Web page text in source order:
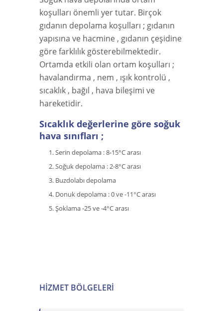
HIZMET BÖLGELERI
koşulları önemli yer tutar. Birçok
gıdanın depolama koşulları ; gıdanın
yapısına ve hacmine , gıdanın çeşidine
göre farklılık gösterebilmektedir.
Ortamda etkili olan ortam koşulları ;
havalandırma , nem , ışık kontrolü ,
sıcaklık , bağıl , hava bileşimi ve
hareketidir.
Sıcaklık değerlerine göre soğuk
hava sınıfları ;
Serin depolama : 8-15°C arası
Soğuk depolama : 2-8°C arası
Buzdolabı depolama
Donuk depolama : 0 ve -11°C arası
Şoklama -25 ve -4°C arası